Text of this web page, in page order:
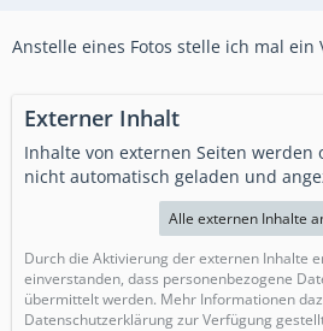
Anstelle eines Fotos stelle ich mal ein
Externer Inhalt
Inhalte von externen Seiten werden
nicht automatisch geladen und
Alle externen Inhalte
Durch die Aktivierung der externen Inhalte
einverstanden, dass personenbezogene
übermittelt werden. Mehr Informationen
Datenschutzerklärung zur Verfügung